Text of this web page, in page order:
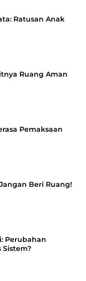
Ratusan Anak
Ruang Aman
Pemaksaan
Beri Ruang!
Perubahan
Sistem?